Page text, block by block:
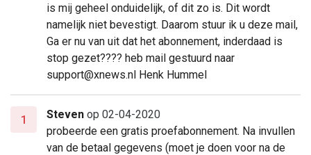
is mij geheel onduidelijk, of dit zo is. Dit wordt
namelijk niet bevestigt. Daarom stuur ik u deze mail,
Ga er nu van uit dat het abonnement, inderdaad is
stop gezet???? heb mail gestuurd naar
support@xnews.nl Henk Hummel
1 Steven op 02-04-2020
probeerde een gratis proefabonnement. Na invullen
van de betaal gegevens (moet je doen voor na de